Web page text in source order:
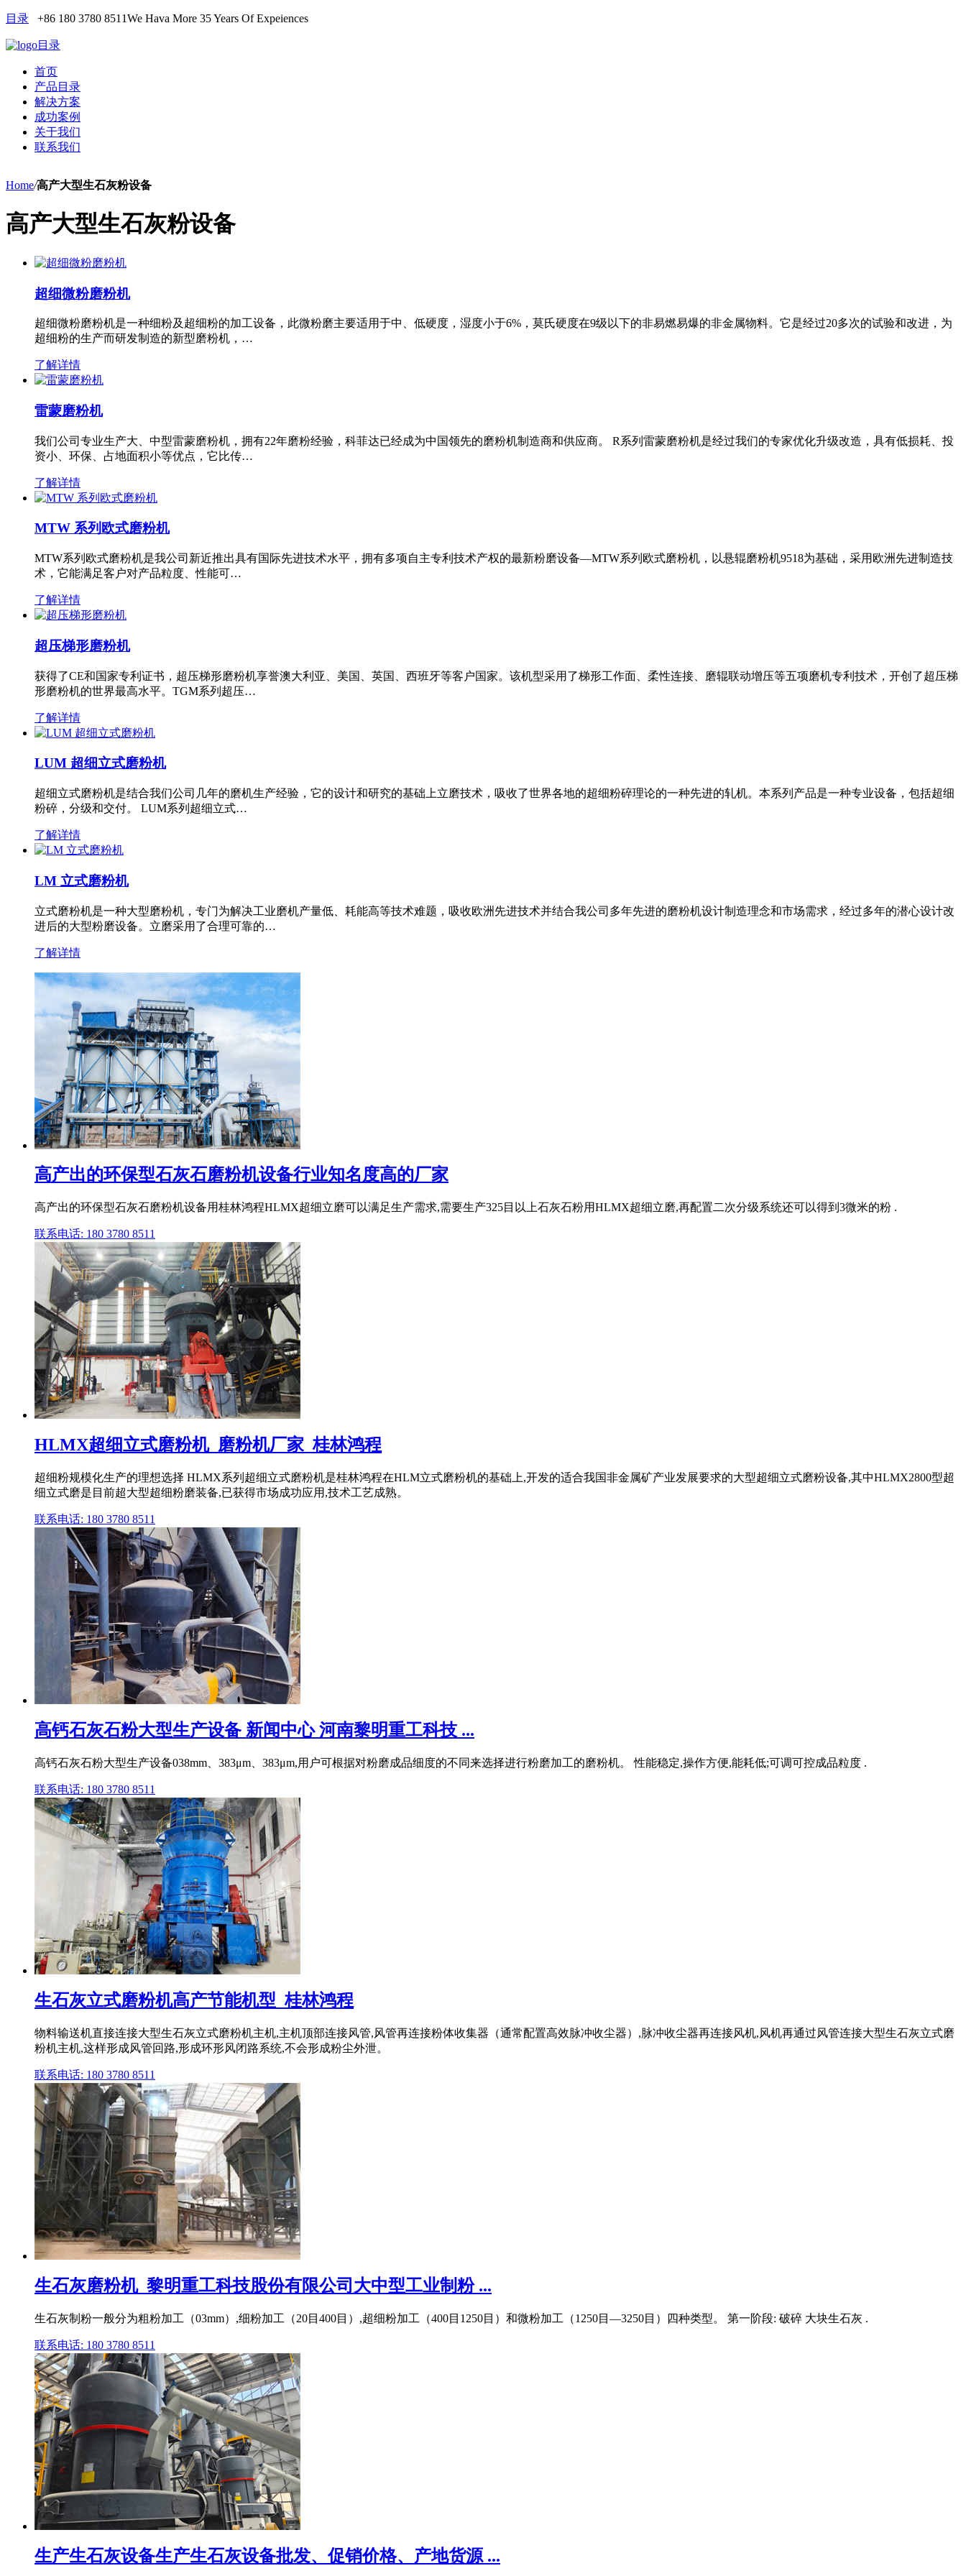
目录 +86 180 3780 8511We Hava More 35 Years Of Expeiences
目录
首页
产品目录
解决方案
成功案例
关于我们
联系我们
Home/高产大型生石灰粉设备
高产大型生石灰粉设备
超细微粉磨粉机
超细微粉磨粉机是一种细粉及超细粉的加工设备，此微粉磨主要适用于中、低硬度，湿度小于6%，莫氏硬度在9级以下的非易燃易爆的非金属物料。它是经过20多次的试验和改进，为
超细粉的生产而研发制造的新型磨粉机，…
了解详情
雷蒙磨粉机
我们公司专业生产大、中型雷蒙磨粉机，拥有22年磨粉经验，科菲达已经成为中国领先的磨粉机制造商和供应商。 R系列雷蒙磨粉机是经过我们的专家优化升级改造，具有低损耗、投
资小、环保、占地面积小等优点，它比传…
了解详情
MTW 系列欧式磨粉机
MTW系列欧式磨粉机是我公司新近推出具有国际先进技术水平，拥有多项自主专利技术产权的最新粉磨设备—MTW系列欧式磨粉机，以悬辊磨粉机9518为基础，采用欧洲先进制造技
术，它能满足客户对产品粒度、性能可…
了解详情
超压梯形磨粉机
获得了CE和国家专利证书，超压梯形磨粉机享誉澳大利亚、美国、英国、西班牙等客户国家。该机型采用了梯形工作面、柔性连接、磨辊联动增压等五项磨机专利技术，开创了超压梯
形磨粉机的世界最高水平。TGM系列超压…
了解详情
LUM 超细立式磨粉机
超细立式磨粉机是结合我们公司几年的磨机生产经验，它的设计和研究的基础上立磨技术，吸收了世界各地的超细粉碎理论的一种先进的轧机。本系列产品是一种专业设备，包括超细
粉碎，分级和交付。 LUM系列超细立式…
了解详情
LM 立式磨粉机
立式磨粉机是一种大型磨粉机，专门为解决工业磨机产量低、耗能高等技术难题，吸收欧洲先进技术并结合我公司多年先进的磨粉机设计制造理念和市场需求，经过多年的潜心设计改
进后的大型粉磨设备。立磨采用了合理可靠的…
了解详情
高产出的环保型石灰石磨粉机设备行业知名度高的厂家
高产出的环保型石灰石磨粉机设备用桂林鸿程HLMX超细立磨可以满足生产需求,需要生产325目以上石灰石粉用HLMX超细立磨,再配置二次分级系统还可以得到3微米的粉 .
联系电话: 180 3780 8511
HLMX超细立式磨粉机_磨粉机厂家_桂林鸿程
超细粉规模化生产的理想选择 HLMX系列超细立式磨粉机是桂林鸿程在HLM立式磨粉机的基础上,开发的适合我国非金属矿产业发展要求的大型超细立式磨粉设备,其中HLMX2800型超
细立式磨是目前超大型超细粉磨装备,已获得市场成功应用,技术工艺成熟。
联系电话: 180 3780 8511
高钙石灰石粉大型生产设备 新闻中心 河南黎明重工科技 ...
高钙石灰石粉大型生产设备038mm、383μm、383μm,用户可根据对粉磨成品细度的不同来选择进行粉磨加工的磨粉机。 性能稳定,操作方便,能耗低;可调可控成品粒度 .
联系电话: 180 3780 8511
生石灰立式磨粉机高产节能机型_桂林鸿程
物料输送机直接连接大型生石灰立式磨粉机主机,主机顶部连接风管,风管再连接粉体收集器（通常配置高效脉冲收尘器）,脉冲收尘器再连接风机,风机再通过风管连接大型生石灰立式磨
粉机主机,这样形成风管回路,形成环形风闭路系统,不会形成粉尘外泄。
联系电话: 180 3780 8511
生石灰磨粉机_黎明重工科技股份有限公司大中型工业制粉 ...
生石灰制粉一般分为粗粉加工（03mm）,细粉加工（20目400目）,超细粉加工（400目1250目）和微粉加工（1250目—3250目）四种类型。 第一阶段: 破碎 大块生石灰 .
联系电话: 180 3780 8511
生产生石灰设备生产生石灰设备批发、促销价格、产地货源 ...